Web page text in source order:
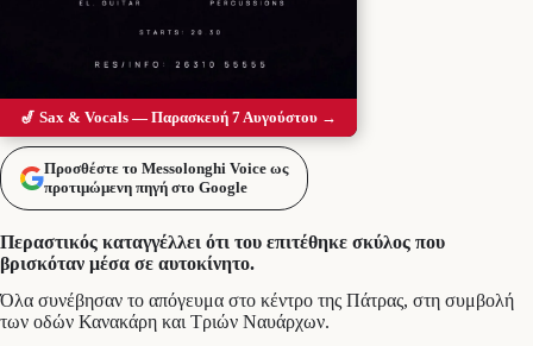
Προσθέστε το Messolonghi Voice ως
προτιμώμενη πηγή στο Google
Περαστικός καταγγέλλει ότι του επιτέθηκε σκύλος που
βρισκόταν μέσα σε αυτοκίνητο.
Όλα συνέβησαν το απόγευμα στο κέντρο της Πάτρας, στη συμβολή
των οδών Κανακάρη και Τριών Ναυάρχων.
🎷 Sax & Vocals — Παρασκευή 7 Αυγούστου →